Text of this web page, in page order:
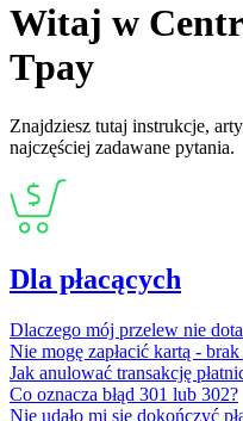
Witaj w
Tpay
Znajdziesz tutaj instrukcje,
najczęściej zadawane pytania.
Dla płacących
Dlaczego mój przelew nie
Nie mogę zapłacić kartą -
Jak anulować transakcję
Co oznacza błąd 301 lub 302?
Nie udało mi się dokończyć